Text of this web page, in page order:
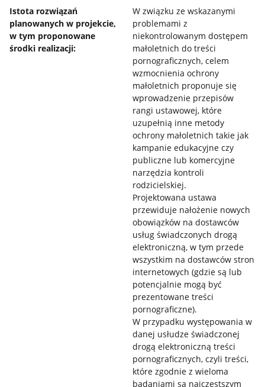
Istota rozwiązań
planowanych w projekcie,
w tym proponowane
środki realizacji:
W związku ze wskazanymi
problemami z
niekontrolowanym dostępem
małoletnich do treści
pornograficznych, celem
wzmocnienia ochrony
małoletnich proponuje się
wprowadzenie przepisów
rangi ustawowej, które
uzupełnią inne metody
ochrony małoletnich takie jak
kampanie edukacyjne czy
publiczne lub komercyjne
narzędzia kontroli
rodzicielskiej.
Projektowana ustawa
przewiduje nałożenie nowych
obowiązków na dostawców
usług świadczonych drogą
elektroniczną, w tym przede
wszystkim na dostawców stron
internetowych (gdzie są lub
potencjalnie mogą być
prezentowane treści
pornograficzne).
W przypadku występowania w
danej usłudze świadczonej
drogą elektroniczną treści
pornograficznych, czyli treści,
które zgodnie z wieloma
badaniami są najczęstszym